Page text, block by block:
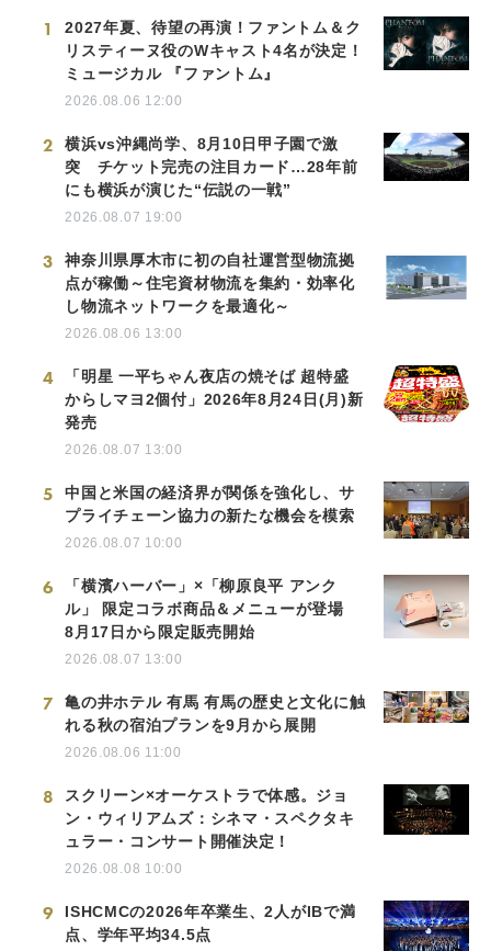
1
2027年夏、待望の再演！ファントム＆ク
リスティーヌ役のWキャスト4名が決定！
ミュージカル 『ファントム』
2026.08.06 12:00
2
横浜vs沖縄尚学、8月10日甲子園で激
突 チケット完売の注目カード…28年前
にも横浜が演じた“伝説の一戦”
2026.08.07 19:00
3
神奈川県厚木市に初の自社運営型物流拠
点が稼働～住宅資材物流を集約・効率化
し物流ネットワークを最適化～
2026.08.06 13:00
4
「明星 一平ちゃん夜店の焼そば 超特盛
からしマヨ2個付」2026年8月24日(月)新
発売
2026.08.07 13:00
5
中国と米国の経済界が関係を強化し、サ
プライチェーン協力の新たな機会を模索
2026.08.07 10:00
6
「横濱ハーバー」×「柳原良平 アンク
ル」 限定コラボ商品＆メニューが登場
8月17日から限定販売開始
2026.08.07 13:00
7
亀の井ホテル 有馬 有馬の歴史と文化に触
れる秋の宿泊プランを9月から展開
2026.08.06 11:00
8
スクリーン×オーケストラで体感。ジョ
ン・ウィリアムズ：シネマ・スペクタキ
ュラー・コンサート開催決定！
2026.08.08 10:00
9
ISHCMCの2026年卒業生、2人がIBで満
点、学年平均34.5点